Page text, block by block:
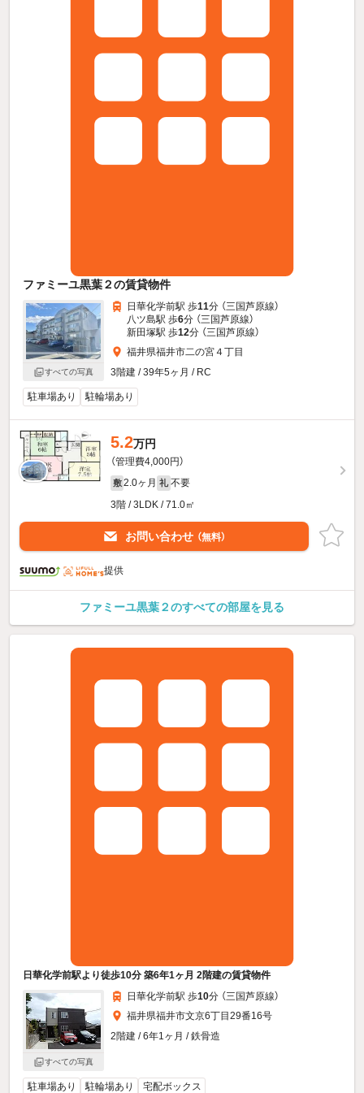
ファミーユ黒葉２の賃貸物件
すべての写真
日華化学前駅 歩11分 （三国芦原線）
八ツ島駅 歩6分 （三国芦原線）
新田塚駅 歩12分 （三国芦原線）
福井県福井市二の宮４丁目
3階建 / 39年5ヶ月 / RC
駐車場あり 駐輪場あり
5.2万円
（管理費4,000円）
敷 2.0ヶ月 礼 不要
3階 / 3LDK / 71.0㎡
お問い合わせ （無料）
提供
ファミーユ黒葉２のすべての部屋を見る
日華化学前駅より徒歩10分 築6年1ヶ月 2階建の賃貸物件
すべての写真
日華化学前駅 歩10分 （三国芦原線）
福井県福井市文京6丁目29番16号
2階建 / 6年1ヶ月 / 鉄骨造
駐車場あり 駐輪場あり 宅配ボックス